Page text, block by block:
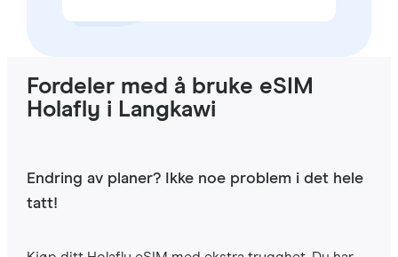
Fordeler med å bruke eSIM
Holafly i Langkawi
Endring av planer? Ikke noe problem i det hele
tatt!